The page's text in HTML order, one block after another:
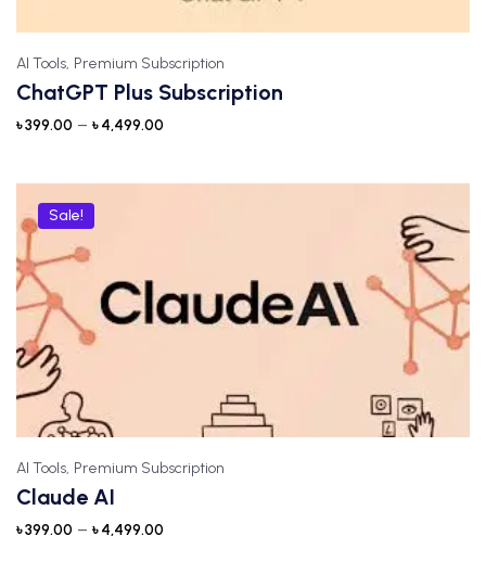
AI Tools, Premium Subscription
ChatGPT Plus Subscription
৳399.00 – ৳4,499.00
Sale!
AI Tools, Premium Subscription
Claude AI
৳399.00 – ৳4,499.00